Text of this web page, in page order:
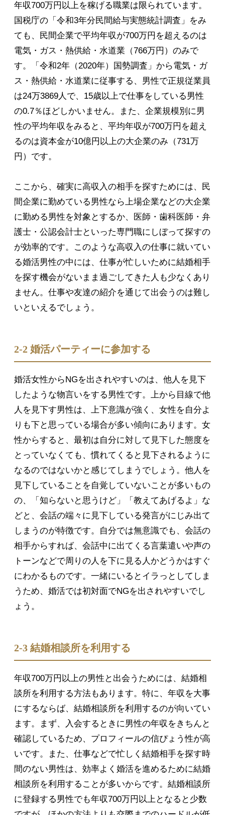
年収700万円以上を稼げる職業は限られています。
国税庁の「令和3年分民間給与実態統計調査」をみ
ても、民間企業で平均年収が700万円を超えるのは
電気・ガス・熱供給・水道業（766万円）のみで
す。「令和2年（2020年）国勢調査」から電気・ガ
ス・熱供給・水道業に従事する、男性で正規従業員
は24万3869人で、15歳以上で仕事をしている男性
の0.7％ほどしかいません。また、企業規模別に男
性の平均年収をみると、平均年収が700万円を超え
るのは資本金が10億円以上の大企業のみ（731万
円）です。
ここから、確実に高収入の相手を探すためには、民
間企業に勤めている男性なら上場企業などの大企業
に勤める男性を対象とするか、医師・歯科医師・弁
護士・公認会計士といった専門職にしぼって探すの
が効率的です。このような高収入の仕事に就いてい
る婚活男性の中には、仕事が忙しいために結婚相手
を探す機会がないまま過ごしてきた人も少なくあり
ません。仕事や友達の紹介を通じて出会うのは難し
いといえるでしょう。
2-2 婚活パーティーに参加する
婚活女性からNGを出されやすいのは、他人を見下
したような物言いをする男性です。上から目線で他
人を見下す男性は、上下意識が強く、女性を自分よ
りも下と思っている場合が多い傾向にあります。女
性からすると、最初は自分に対して見下した態度を
とっていなくても、慣れてくると見下されるように
なるのではないかと感じてしまうでしょう。他人を
見下していることを自覚していないことが多いもの
の、「知らないと思うけど」「教えてあげるよ」な
どと、会話の端々に見下している発言がにじみ出て
しまうのが特徴です。自分では無意識でも、会話の
相手からすれば、会話中に出てくる言葉遣いや声の
トーンなどで周りの人を下に見る人かどうかはすぐ
にわかるものです。一緒にいるとイラっとしてしま
うため、婚活では初対面でNGを出されやすいでし
ょう。
2-3 結婚相談所を利用する
年収700万円以上の男性と出会うためには、結婚相
談所を利用する方法もあります。特に、年収を大事
にするならば、結婚相談所を利用するのが向いてい
ます。まず、入会するときに男性の年収をきちんと
確認しているため、プロフィールの信ぴょう性が高
いです。また、仕事などで忙しく結婚相手を探す時
間のない男性は、効率よく婚活を進めるために結婚
相談所を利用することが多いからです。結婚相談所
に登録する男性でも年収700万円以上となると少数